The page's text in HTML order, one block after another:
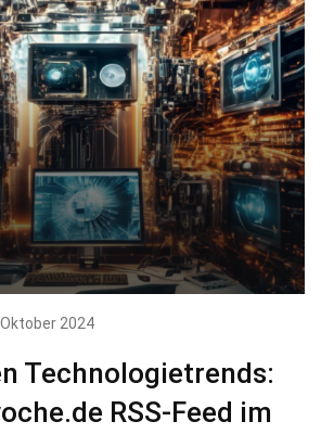
2024
Technologietrends:
RSS-Feed im